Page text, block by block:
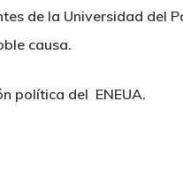
de la Universidad del
causa.
política del ENEUA.